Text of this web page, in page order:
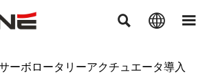
  
ーボロータリーアクチュエータ導入